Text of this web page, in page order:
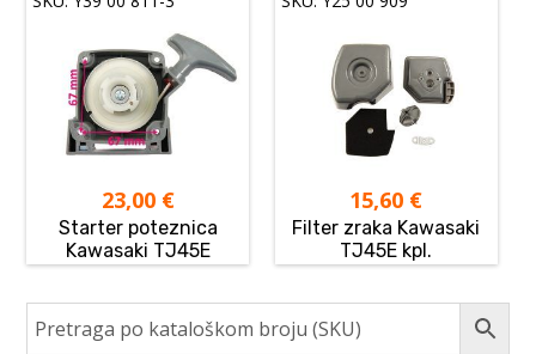
23,00 €
Starter poteznica
Kawasaki TJ45E
15,60 €
Filter zraka Kawasaki
TJ45E kpl.